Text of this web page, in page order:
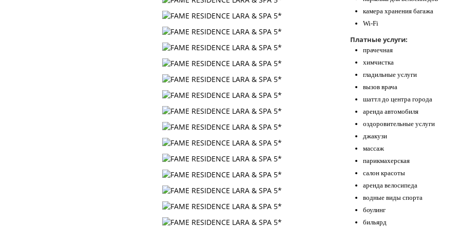
камера хранения багажа
Wi-Fi
Платные услуги:
прачечная
химчистка
гладильные услуги
вызов врача
шаттл до центра города
аренда автомобиля
оздоровительные услуги
джакузи
массаж
парикмахерская
салон красоты
аренда велосипеда
водные виды спорта
боулинг
бильярд